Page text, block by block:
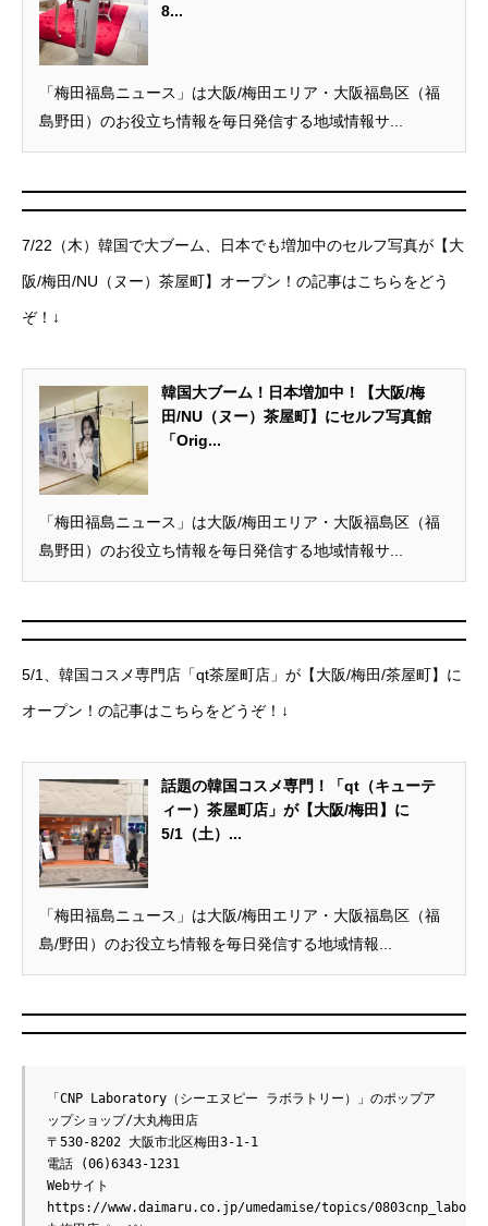
8...
「梅田福島ニュース」は大阪/梅田エリア・大阪福島区（福
島野田）のお役立ち情報を毎日発信する地域情報サ...
7/22（木）韓国で大ブーム、日本でも増加中のセルフ写真が【大
阪/梅田/NU（ヌー）茶屋町】オープン！の記事はこちらをどう
ぞ！↓
韓国大ブーム！日本増加中！【大阪/梅
田/NU（ヌー）茶屋町】にセルフ写真館
「Orig...
「梅田福島ニュース」は大阪/梅田エリア・大阪福島区（福
島野田）のお役立ち情報を毎日発信する地域情報サ...
5/1、韓国コスメ専門店「qt茶屋町店」が【大阪/梅田/茶屋町】に
オープン！の記事はこちらをどうぞ！↓
話題の韓国コスメ専門！「qt（キューテ
ィー）茶屋町店」が【大阪/梅田】に
5/1（土）...
「梅田福島ニュース」は大阪/梅田エリア・大阪福島区（福
島/野田）のお役立ち情報を毎日発信する地域情報...
「CNP Laboratory（シーエヌピー ラボラトリー）」のポップア
ップショップ/大丸梅田店
〒530-8202 大阪市北区梅田3-1-1
電話 (06)6343-1231
Webサイト
https://www.daimaru.co.jp/umedamise/topics/